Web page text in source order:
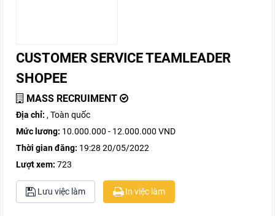
CUSTOMER SERVICE TEAMLEADER
SHOPEE
MASS RECRUIMENT
Địa chỉ: , Toàn quốc
Mức lương: 10.000.000 - 12.000.000 VND
Thời gian đăng: 19:28 20/05/2022
Lượt xem: 723
Lưu việc làm In việc làm